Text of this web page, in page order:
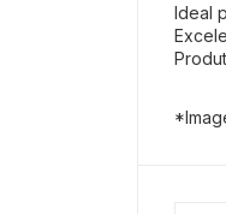
Ideal